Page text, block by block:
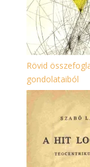
Rövid
gondolataiból